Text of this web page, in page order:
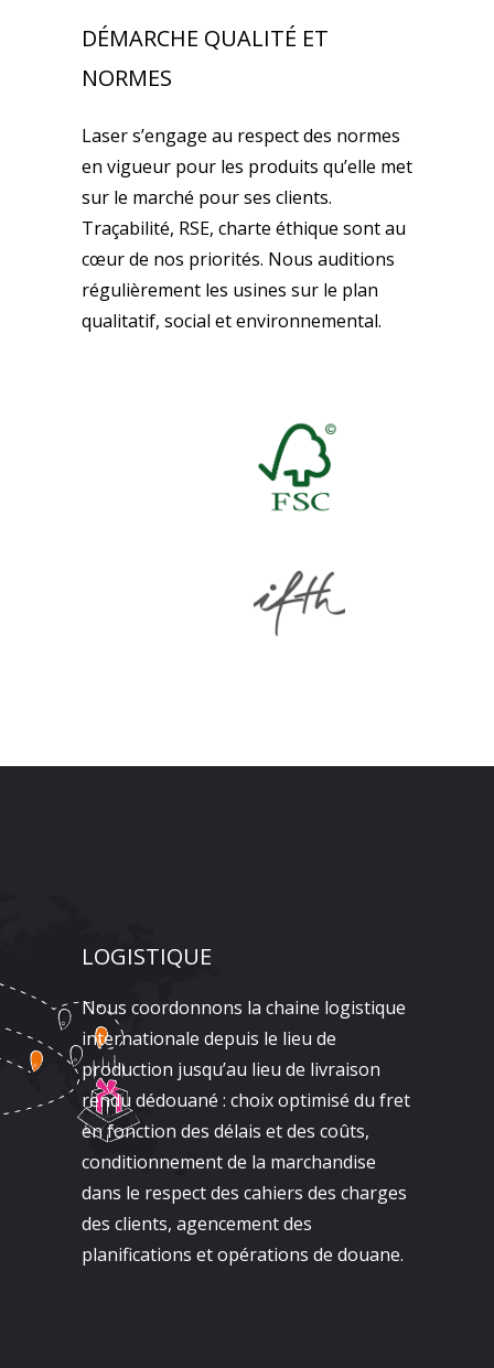
DÉMARCHE QUALITÉ ET
NORMES
Laser s’engage au respect des normes
en vigueur pour les produits qu’elle met
sur le marché pour ses clients.
Traçabilité, RSE, charte éthique sont au
cœur de nos priorités. Nous auditions
régulièrement les usines sur le plan
qualitatif, social et environnemental.
LOGISTIQUE
Nous coordonnons la chaine logistique
internationale depuis le lieu de
production jusqu’au lieu de livraison
rendu dédouané : choix optimisé du fret
en fonction des délais et des coûts,
conditionnement de la marchandise
dans le respect des cahiers des charges
des clients, agencement des
planifications et opérations de douane.